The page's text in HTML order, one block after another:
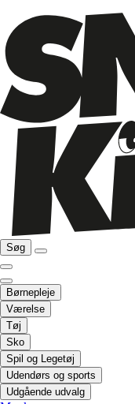
Søg
Børnepleje
Værelse
Tøj
Sko
Spil og Legetøj
Udendørs og sports
Udgående udvalg